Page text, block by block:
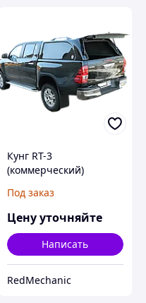
Кунг RT-3
(коммерческий)
2015+ в цвет
Под заказ
Цену уточняйте
Написать
RedMechanic